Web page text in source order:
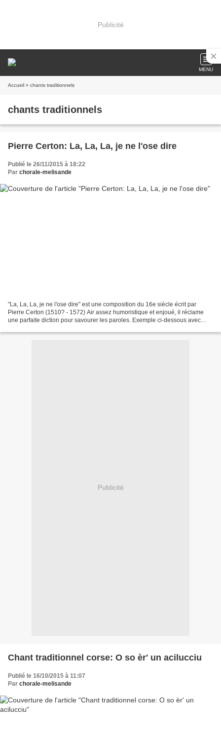
Publicité
MENU
Accueil » chants traditionnels
chants traditionnels
Pierre Certon: La, La, La, je ne l'ose dire
Publié le 26/11/2015 à 18:22
Par chorale-melisande
"La, La, La, je ne l'ose dire" est une composition du 16e siècle écrit par
Pierre Certon (1510? - 1572) Air assez humoristique et enjoué, il réclame
une parfaite diction pour savourer les paroles. Exemple ci-dessous avec
Publicité
Chant traditionnel corse: O so èr' un acilucciu
Publié le 16/10/2015 à 11:07
Par chorale-melisande